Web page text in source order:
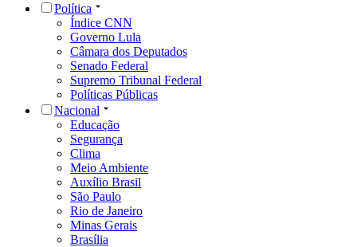
Política
Índice CNN
Governo Lula
Câmara dos Deputados
Senado Federal
Supremo Tribunal Federal
Políticas Públicas
Nacional
Educação
Segurança
Clima
Meio Ambiente
Auxílio Brasil
São Paulo
Rio de Janeiro
Minas Gerais
Brasília